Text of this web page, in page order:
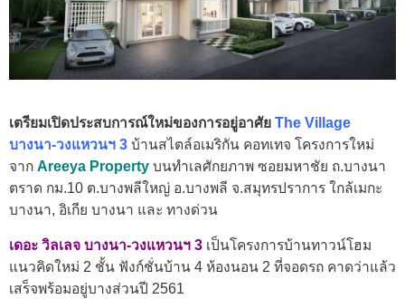
เตรียมเปิดประสบการณ์ใหม่ของการอยู่อาศัย The Village
บางนา-วงแหวนฯ 3 บ้านสไตล์อเมริกัน คอทเทจ โครงการใหม่
จาก Areeya Property บนทำเลศักยภาพ ซอยมหาชัย ถ.บางนา
ตราด กม.10 ต.บางพลีใหญ่ อ.บางพลี จ.สมุทรปราการ ใกล้เมกะ
บางนา, อิเกีย บางนา และ ทางด่วน
เดอะ วิลเลจ บางนา-วงแหวนฯ 3 เป็นโครงการบ้านทาวน์โฮม
แนวคิดใหม่ 2 ชั้น ฟังก์ชั่นบ้าน 4 ห้องนอน 2 ที่จอดรถ คาดว่าแล้ว
เสร็จพร้อมอยู่บางส่วนปี 2561